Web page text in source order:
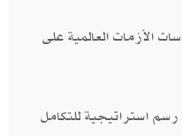
الأزمات العالمية على
استراتيجية للتكامل